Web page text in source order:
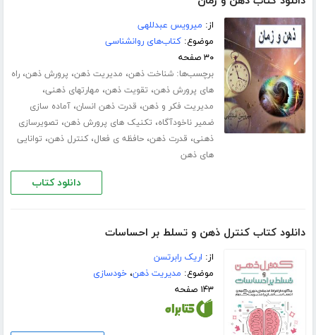
از: میرویس عبدللهی
موضوع:کتاب‌های روانشناسی
۳۰ صفحه
برچسب‌ها:شناخت ذهن، مدیریت ذهن، پرورش ذهن،راه
های پرورش ذهن، تقویت ذهن، مهارت­های ذهنی،
مدیریت فکر و ذهن، قدرت ذهن انسان،آماده سازی
ضمیر ناخودآگاه، تکنیک های پرورش ذهن، تصویرسازی
ذهنی، قدرت ذهن،حافظه ی فعال،کنترل ذهن، توانایی
های ذهن
دانلود کتاب
دانلود کتاب کنترل ذهن و تسلط بر احساسات
از: اریک رابرتسن
موضوع: مدیریت ذهن،خودسازی
۱۴۳ صفحه